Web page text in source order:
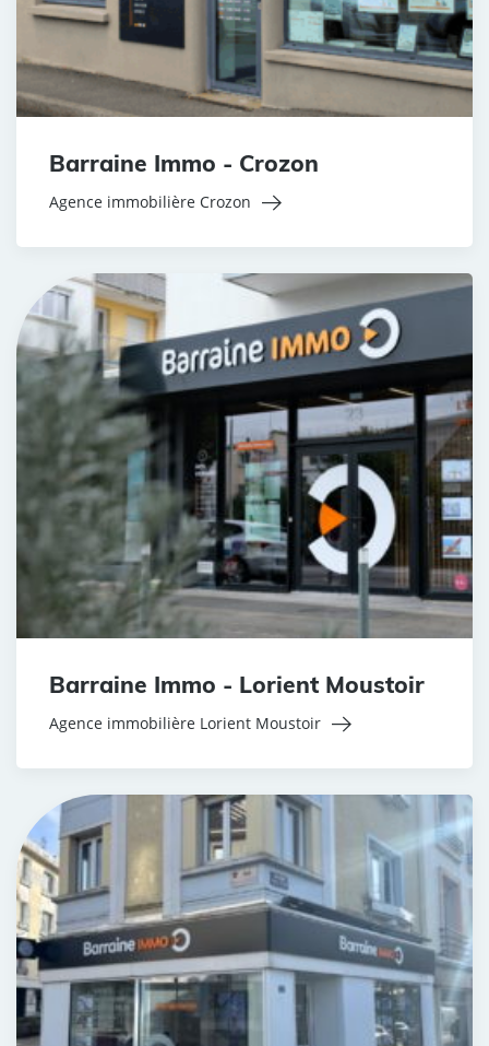
Barraine Immo - Crozon
Agence immobilière Crozon
Barraine Immo - Lorient Moustoir
Agence immobilière Lorient Moustoir